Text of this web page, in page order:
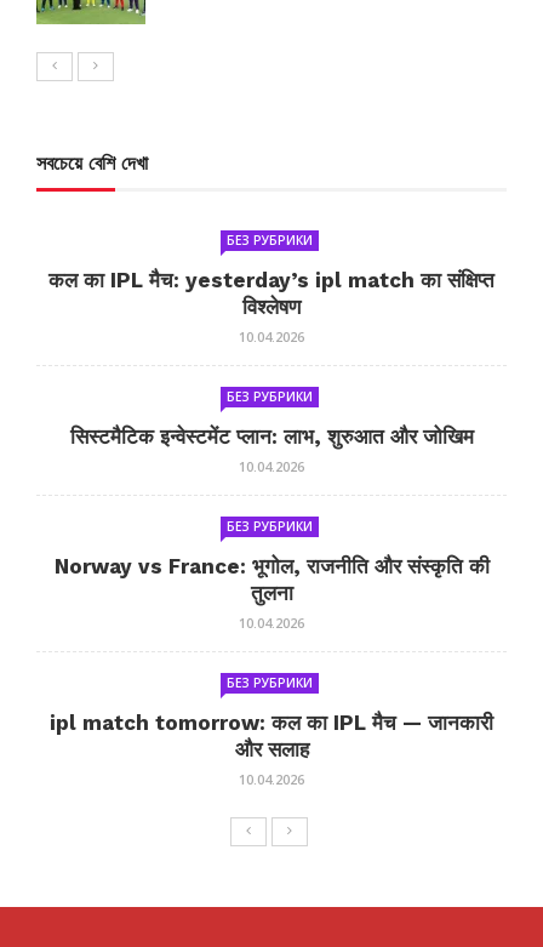
সবচেয়ে বেশি দেখা
БЕЗ РУБРИКИ
कल का IPL मैच: yesterday’s ipl match का संक्षिप्त
विश्लेषण
10.04.2026
БЕЗ РУБРИКИ
सिस्टमैटिक इन्वेस्टमेंट प्लान: लाभ, शुरुआत और जोखिम
10.04.2026
БЕЗ РУБРИКИ
Norway vs France: भूगोल, राजनीति और संस्कृति की
तुलना
10.04.2026
БЕЗ РУБРИКИ
ipl match tomorrow: कल का IPL मैच — जानकारी
और सलाह
10.04.2026